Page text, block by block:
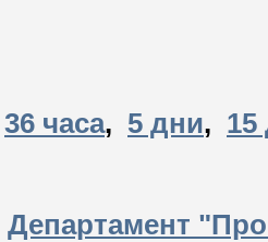
36 часа, 5 дни, 15
Департамент